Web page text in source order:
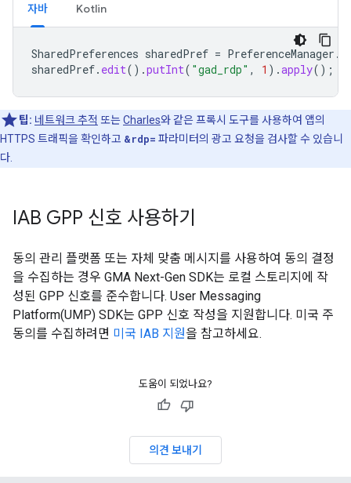
자바 Kotlin
SharedPreferences sharedPref = PreferenceManager .
sharedPref. edit().putInt( "gad_rdp" , 1 ).apply();
팁: 네트워크 추적 또는Charles와 같은 프록시 도구를 사용하여 앱의
HTTPS 트래픽을 확인하고 &rdp= 파라미터의 광고 요청을 검사할 수 있습니
다.
IAB GPP 신호 사용하기
동의 관리 플랫폼 또는 자체 맞춤 메시지를 사용하여 동의 결정
을 수집하는 경우 GMA Next-Gen SDK는 로컬 스토리지에 작
성된 GPP 신호를 준수합니다. User Messaging
Platform(UMP) SDK는 GPP 신호 작성을 지원합니다. 미국 주
동의를 수집하려면 미국 IAB 지원을 참고하세요.
도움이 되었나요?
의견 보내기